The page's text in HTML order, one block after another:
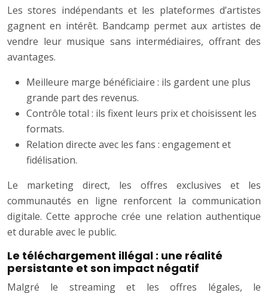
Les stores indépendants et les plateformes d’artistes
gagnent en intérêt. Bandcamp permet aux artistes de
vendre leur musique sans intermédiaires, offrant des
avantages.
Meilleure marge bénéficiaire : ils gardent une plus
grande part des revenus.
Contrôle total : ils fixent leurs prix et choisissent les
formats.
Relation directe avec les fans : engagement et
fidélisation.
Le marketing direct, les offres exclusives et les
communautés en ligne renforcent la communication
digitale. Cette approche crée une relation authentique
et durable avec le public.
Le téléchargement illégal : une réalité
persistante et son impact négatif
Malgré le streaming et les offres légales, le